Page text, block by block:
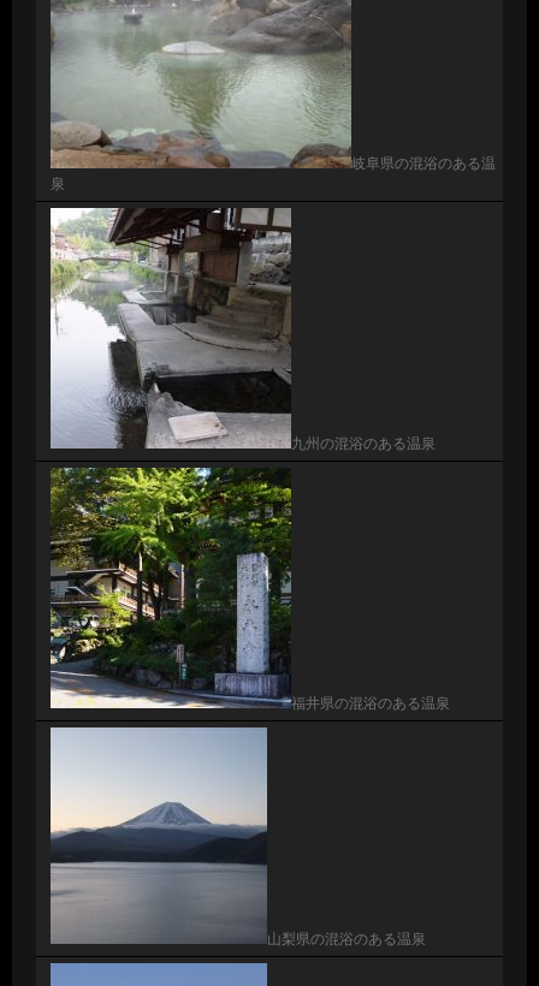
岐阜県の混浴のある温
泉
九州の混浴のある温泉
福井県の混浴のある温泉
山梨県の混浴のある温泉